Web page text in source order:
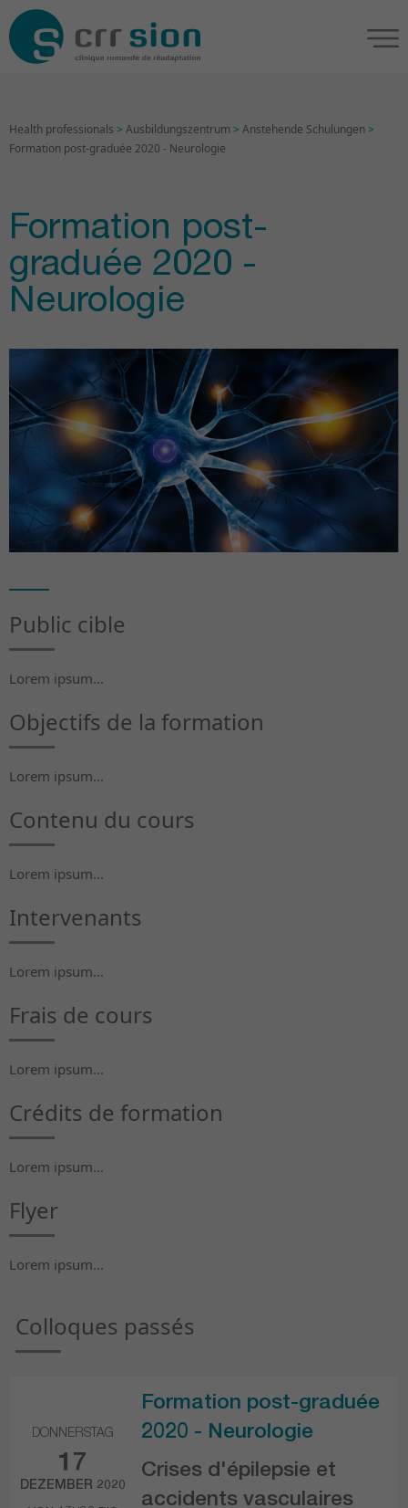
Health professionals > Ausbildungszentrum > Anstehende Schulungen>
Formation post-graduée 2020 - Neurologie
Formation post-
graduée 2020 -
Neurologie
Public cible
Lorem ipsum...
Objectifs de la formation
Lorem ipsum...
Contenu du cours
Lorem ipsum...
Intervenants
Lorem ipsum...
Frais de cours
Lorem ipsum...
Crédits de formation
Lorem ipsum...
Flyer
Lorem ipsum...
Colloques passés
DONNERSTAG
17
DEZEMBER 2020
Formation post-graduée
2020 - Neurologie
Crises d'épilepsie et
accidents vasculaires